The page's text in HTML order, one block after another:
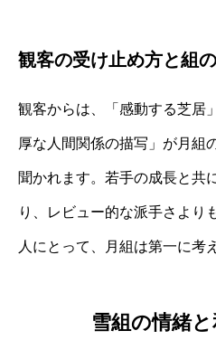
観客の受け止め方と組
観客からは、「感動する芝居
厚な人間関係の描写」が月組
聞かれます。若手の成長と共
り、レビュー的な派手さより
人にとって、月組は第一に考
雪組の情緒